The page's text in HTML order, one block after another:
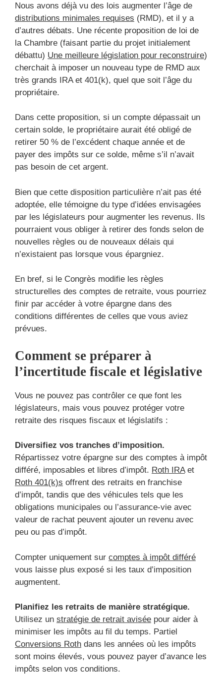
Nous avons déjà vu des lois augmenter l’âge de
distributions minimales requises (RMD), et il y a
d’autres débats. Une récente proposition de loi de
la Chambre (faisant partie du projet initialement
débattu) Une meilleure législation pour reconstruire)
cherchait à imposer un nouveau type de RMD aux
très grands IRA et 401(k), quel que soit l’âge du
propriétaire.
Dans cette proposition, si un compte dépassait un
certain solde, le propriétaire aurait été obligé de
retirer 50 % de l’excédent chaque année et de
payer des impôts sur ce solde, même s’il n’avait
pas besoin de cet argent.
Bien que cette disposition particulière n’ait pas été
adoptée, elle témoigne du type d’idées envisagées
par les législateurs pour augmenter les revenus. Ils
pourraient vous obliger à retirer des fonds selon de
nouvelles règles ou de nouveaux délais qui
n’existaient pas lorsque vous épargniez.
En bref, si le Congrès modifie les règles
structurelles des comptes de retraite, vous pourriez
finir par accéder à votre épargne dans des
conditions différentes de celles que vous aviez
prévues.
Comment se préparer à
l’incertitude fiscale et législative
Vous ne pouvez pas contrôler ce que font les
législateurs, mais vous pouvez protéger votre
retraite des risques fiscaux et législatifs :
Diversifiez vos tranches d’imposition.
Répartissez votre épargne sur des comptes à impôt
différé, imposables et libres d’impôt. Roth IRAet
Roth 401(k)s offrent des retraits en franchise
d’impôt, tandis que des véhicules tels que les
obligations municipales ou l’assurance-vie avec
valeur de rachat peuvent ajouter un revenu avec
peu ou pas d’impôt.
Compter uniquement sur comptes à impôt différé
vous laisse plus exposé si les taux d’imposition
augmentent.
Planifiez les retraits de manière stratégique.
Utilisez un stratégie de retrait avisée pour aider à
minimiser les impôts au fil du temps. Partiel
Conversions Roth dans les années où les impôts
sont moins élevés, vous pouvez payer d’avance les
impôts selon vos conditions.